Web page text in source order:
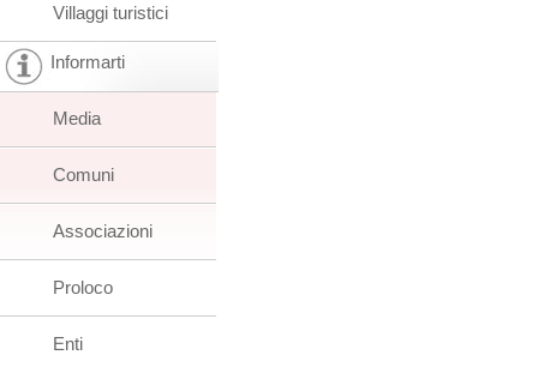
Villaggi turistici
Informarti
Media
Comuni
Associazioni
Proloco
Enti